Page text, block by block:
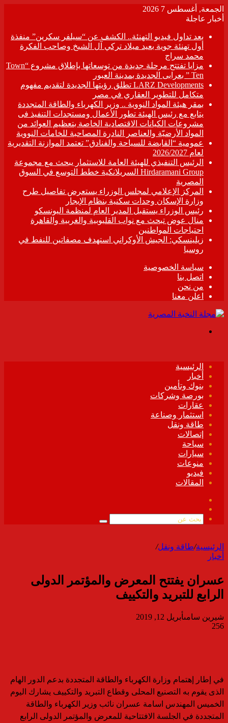
الجمعة, أغسطس 7 2026
أخبار عاجلة
بعد تداول فيديو التهنئة.. الكشف عن “سيلفر سكرين” منفذة
أول تهنئة جوية بعيد ميلاد تركي آل الشيخ وصاحب الفكرة
محمد سراج
مزايا تفتتح مرحلة جديدة من توسعاتها بإطلاق مشروع “Town
Ten ” بعرابى الجديدة بمدينة العبور
LARZ Developments تطلق رؤيتها الجديدة لتقديم مفهوم
متكامل للتطوير العقاري في مصر
بمقر هيئة المواد النووية .. وزير الكهرباء والطاقة المتجددة
يتابع مع رئيس الهيئة تطور الأعمال ومستجدات التنفيذ فى
مشروعات الكيانات الاقتصادية الخاصة بتعظيم العوائد من
المواد الأرضيّة والعناصر النادرة المصاحبة للخامات النووية
عمومية “القابضة للسياحة والفنادق” تعتمد الموازنة التقديرية
لعام 2026/2027
الرئيس التنفيذي للهيئة العامة للاستثمار يبحث مع مجموعة
Hirdaramani Group السريلانكية خطط التوسع في السوق
المصرية
المركز الإعلامي لمجلس الوزراء يستعرض تفاصيل طرح
وزارة الإسكان وحدات سكنية بنظام الإيجار
رئيس الوزراء يستقبل المدير العام لمنظمة اليونسكو
منال عوض تبحث مع نواب القليوبية والغربية والقاهرة
احتياجات المواطنين
زيلينسكي: الجيش الأوكراني استهدف مصفاتين للنفط في
روسيا
سياسة الخصوصية
اتصل بنا
من نحن
اعلن معنا
الرئيسية
أخبار
بنوك وتأمين
بورصة وشركات
عقارات
استثمار وصناعة
طاقة ونقل
إتصالات
سياحة
سيارات
منوعات
فيديو
المقالات
الموقع
بحث
الرئيسية/طاقة ونقل/
أخبار
عسران يفتتح المعرض والمؤتمر الدولى
الرابع للتبريد والتكييف
شيرين سامىأبريل 12, 2019
256
في إطار إهتمام وزارة الكهرباء والطاقة المتجددة بدعم الدور الهام
الذى يقوم به التصنيع المحلى وقطاع التبريد والتكييف يشارك اليوم
الخميس المهندس اسامة عسران نائب وزير الكهرباء والطاقة
المتجددة في الجلسة الافتتاحية للمعرض والمؤتمر الدولى الرابع